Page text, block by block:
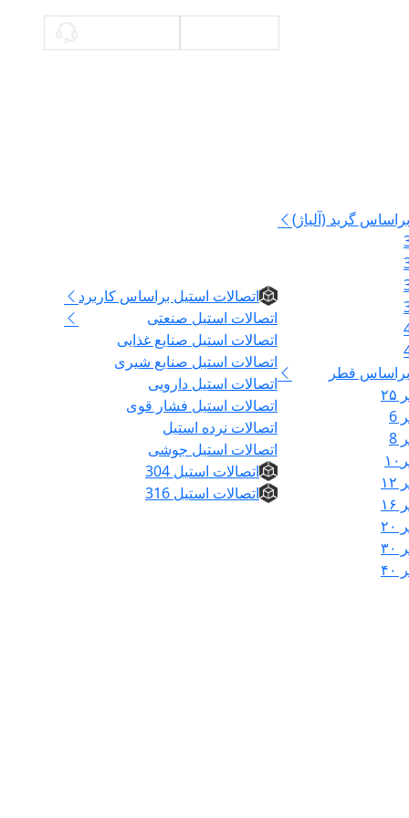
گرید (آلیاژ)
براساس قطر
اتصالات استیل براساس کاربرد
اتصالات استیل صنعتی
اتصالات استیل صنایع غذایی
اتصالات استیل صنایع شیری
اتصالات استیل دارویی
اتصالات استیل فشار قوی
اتصالات نرده استیل
اتصالات استیل جوشی
اتصالات استیل 304
اتصالات استیل 316